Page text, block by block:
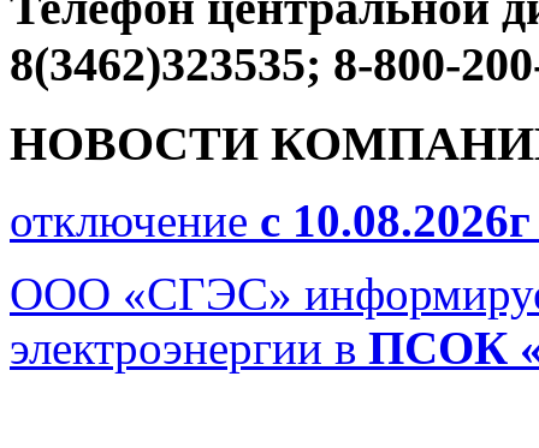
8(3462)323535; 8-800-
НОВОСТИ
отключение с
ООО «СГЭС»
электроэнергии в ПСОК